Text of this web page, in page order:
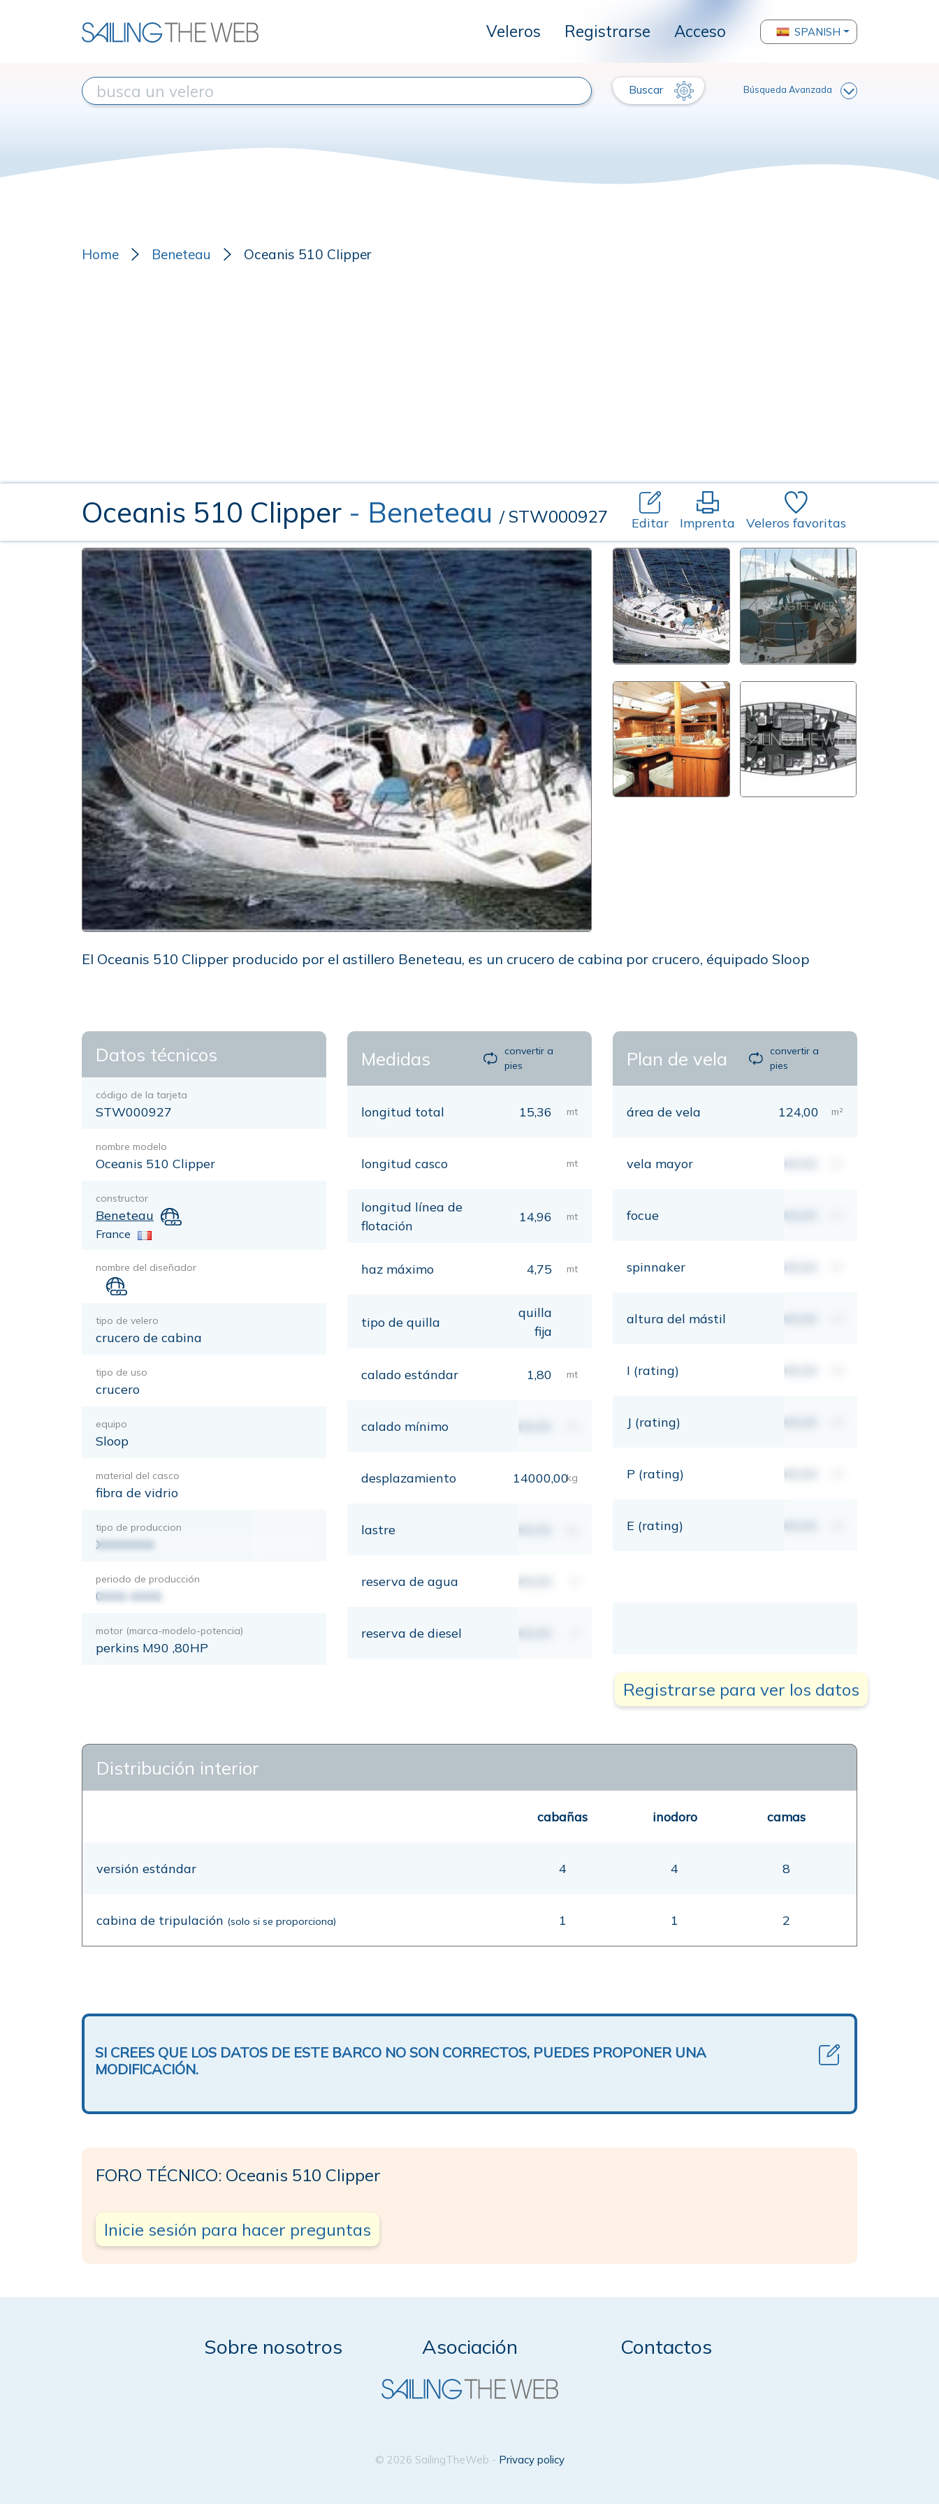
Veleros Registrarse Acceso SPANISH
Buscar Búsqueda Avanzada
Home Beneteau Oceanis 510 Clipper
Oceanis 510 Clipper - Beneteau / STW000927 Editar Imprenta Veleros favoritas
El Oceanis 510 Clipper producido por el astillero Beneteau, es un crucero de cabina por crucero, équipado Sloop
Datos técnicos
código de la tarjeta
STW000927
nombre modelo
Oceanis 510 Clipper
constructor
Beneteau
France
nombre del diseñador
tipo de velero
crucero de cabina
tipo de uso
crucero
equipo
Sloop
material del casco
fibra de vidrio
tipo de produccion
XXXXXXX
periodo de producción
0000-0000
motor (marca-modelo-potencia)
perkins M90 ,80HP
Medidas
convertir a
pies
longitud total 15,36 mt
longitud casco mt
longitud línea de
flotación
14,96 mt
haz máximo 4,75 mt
tipo de quilla
quilla
fija
calado estándar 1,80 mt
calado mínimo 00,00
desplazamiento 14000,00kg
lastre 00,00
reserva de agua 00,00
reserva de diesel 00,00
Plan de vela
convertir a
pies
área de vela 124,00 m²
vela mayor 00,00
focue 00,00
spinnaker 00,00
altura del mástil 00,00
I (rating) 00,00
J (rating) 00,00
P (rating) 00,00
E (rating) 00,00
Registrarse para ver los datos
Distribución interior
cabañas inodoro camas
versión estándar 4 4 8
cabina de tripulación (solo si se proporciona) 1 1 2
SI CREES QUE LOS DATOS DE ESTE BARCO NO SON CORRECTOS, PUEDES PROPONER UNA
MODIFICACIÓN.
FORO TÉCNICO: Oceanis 510 Clipper
Inicie sesión para hacer preguntas
Sobre nosotros Asociación Contactos
© 2026 SailingTheWeb - Privacy policy